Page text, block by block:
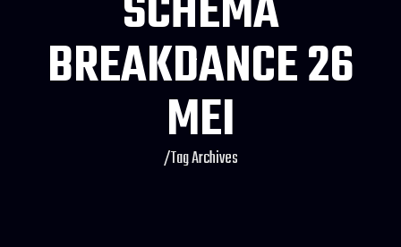
BREAKDANCE 26
MEI
/Tag Archives